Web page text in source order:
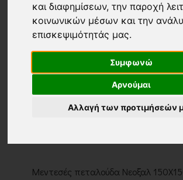
και διαφημίσεων, την παροχή
κοινωνικών μέσων και την
επισκεψιμότητάς μας.
Συμφωνώ
Αρνούμαι
Αλλαγή των προτιμήσεών
Μεντεσές πεταλούδα Νεοξαλ